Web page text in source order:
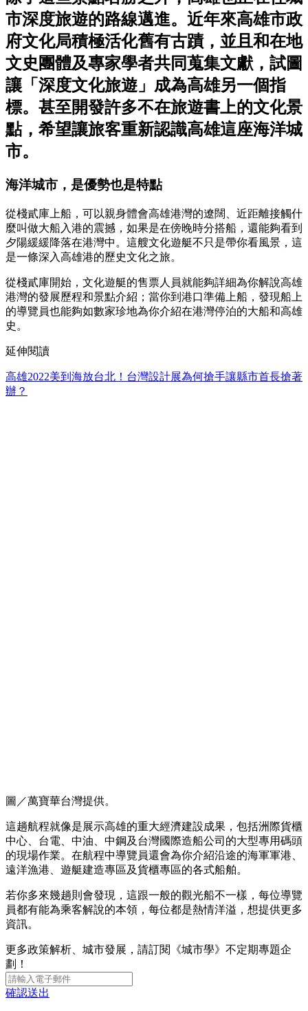
市深度旅遊的路線邁進。近年來高雄市政
府文化局積極活化舊有古蹟，並且和在地
文史團體及專家學者共同蒐集文獻，試圖
讓「深度文化旅遊」成為高雄另一個指
標。甚至開發許多不在旅遊書上的文化景
點，希望讓旅客重新認識高雄這座海洋城
市。
海洋城市，是優勢也是特點
從棧貳庫上船，可以親身體會高雄港灣的遼闊、近距離接觸什
麼叫做大船入港的震撼，如果是在傍晚時分搭船，還能夠看到
夕陽緩緩降落在港灣中。這艘文化遊艇不只是帶你看風景，這
是一條深入高雄港的歷史文化之旅。
從棧貳庫開始，文化遊艇的售票人員就能夠詳細為你解說高雄
港灣的發展歷程和景點介紹；當你到港口準備上船，發現船上
的導覽員也能夠如數家珍地為你介紹在港灣停泊的大船和高雄
史。
延伸閱讀
高雄2022美到海放台北！台灣設計展為何搶手讓縣市首長搶著
辦？
圖／萬寶華台灣提供。
這趟航程就像是展示高雄的重大經濟建設成果，包括洲際貨櫃
中心、台電、中油、中鋼及台灣國際造船公司的大型專用碼頭
的現場作業。在航程中導覽員還會為你介紹沿途的海軍軍港、
遠洋漁港、遊艇建造專區及貨櫃專區的各式船舶。
若你多來幾趟則會發現，這跟一般的觀光船不一樣，每位導覽
員都有能為乘客解說的本領，每位都是熱情洋溢，想提供更多
資訊。
更多政策解析、城市發展，請訂閱《城市學》不定期專題企
劃！
確認送出